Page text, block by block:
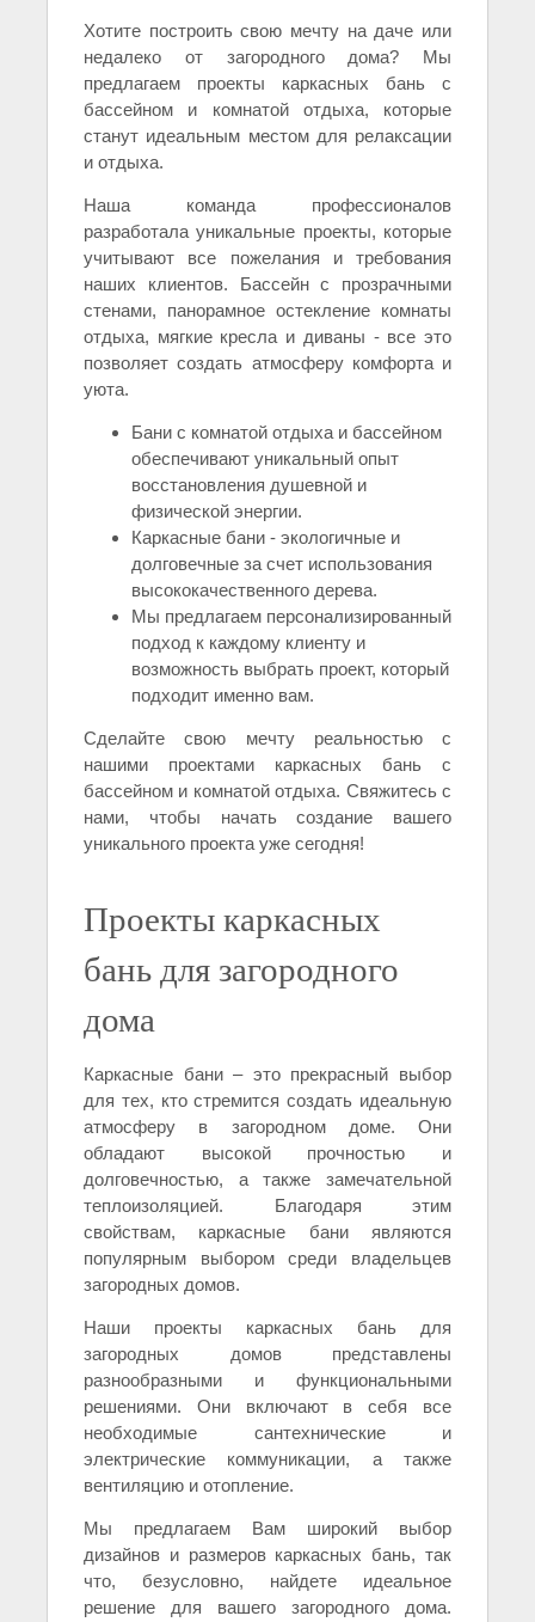
Хотите построить свою мечту на даче или
недалеко от загородного дома? Мы
предлагаем проекты каркасных бань с
бассейном и комнатой отдыха, которые
станут идеальным местом для релаксации
и отдыха.
Наша команда профессионалов
разработала уникальные проекты, которые
учитывают все пожелания и требования
наших клиентов. Бассейн с прозрачными
стенами, панорамное остекление комнаты
отдыха, мягкие кресла и диваны - все это
позволяет создать атмосферу комфорта и
уюта.
Бани с комнатой отдыха и бассейном
обеспечивают уникальный опыт
восстановления душевной и
физической энергии.
Каркасные бани - экологичные и
долговечные за счет использования
высококачественного дерева.
Мы предлагаем персонализированный
подход к каждому клиенту и
возможность выбрать проект, который
подходит именно вам.
Сделайте свою мечту реальностью с
нашими проектами каркасных бань с
бассейном и комнатой отдыха. Свяжитесь с
нами, чтобы начать создание вашего
уникального проекта уже сегодня!
Проекты каркасных
бань для загородного
дома
Каркасные бани – это прекрасный выбор
для тех, кто стремится создать идеальную
атмосферу в загородном доме. Они
обладают высокой прочностью и
долговечностью, а также замечательной
теплоизоляцией. Благодаря этим
свойствам, каркасные бани являются
популярным выбором среди владельцев
загородных домов.
Наши проекты каркасных бань для
загородных домов представлены
разнообразными и функциональными
решениями. Они включают в себя все
необходимые сантехнические и
электрические коммуникации, а также
вентиляцию и отопление.
Мы предлагаем Вам широкий выбор
дизайнов и размеров каркасных бань, так
что, безусловно, найдете идеальное
решение для вашего загородного дома.